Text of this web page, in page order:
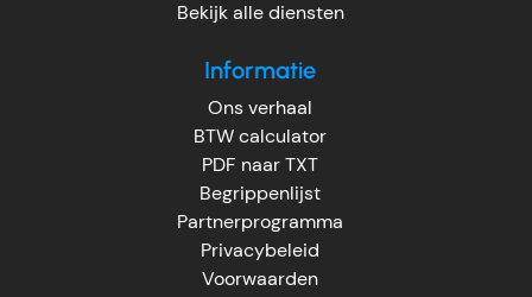
Bekijk alle diensten
Informatie
Ons verhaal
BTW calculator
PDF naar TXT
Begrippenlijst
Partnerprogramma
Privacybeleid
Voorwaarden